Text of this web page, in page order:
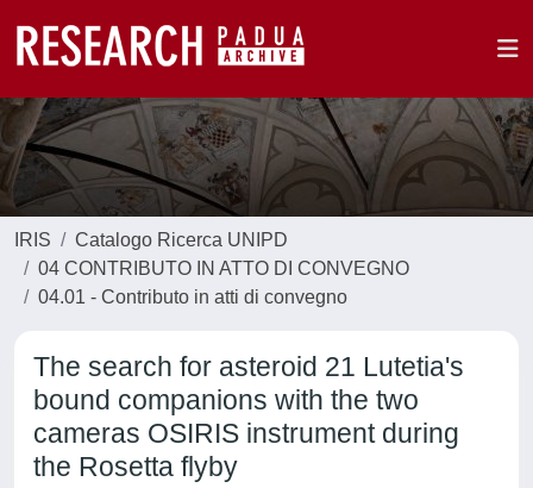
IRIS
Catalogo Ricerca UNIPD
04 CONTRIBUTO IN ATTO DI CONVEGNO
04.01 - Contributo in atti di convegno
The search for asteroid 21 Lutetia's
bound companions with the two
cameras OSIRIS instrument during
the Rosetta flyby